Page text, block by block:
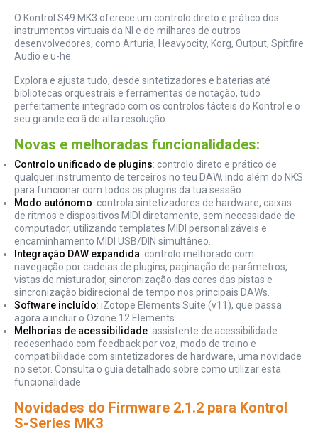
O Kontrol S49 MK3 oferece um controlo direto e prático dos
instrumentos virtuais da NI e de milhares de outros
desenvolvedores, como Arturia, Heavyocity, Korg, Output, Spitfire
Audio e u-he.
Explora e ajusta tudo, desde sintetizadores e baterias até
bibliotecas orquestrais e ferramentas de notação, tudo
perfeitamente integrado com os controlos tácteis do Kontrol e o
seu grande ecrã de alta resolução.
Novas e melhoradas funcionalidades:
Controlo unificado de plugins: controlo direto e prático de
qualquer instrumento de terceiros no teu DAW, indo além do NKS
para funcionar com todos os plugins da tua sessão.
Modo autónomo: controla sintetizadores de hardware, caixas
de ritmos e dispositivos MIDI diretamente, sem necessidade de
computador, utilizando templates MIDI personalizáveis e
encaminhamento MIDI USB/DIN simultâneo.
Integração DAW expandida: controlo melhorado com
navegação por cadeias de plugins, paginação de parâmetros,
vistas de misturador, sincronização das cores das pistas e
sincronização bidirecional de tempo nos principais DAWs.
Software incluído: iZotope Elements Suite (v11), que passa
agora a incluir o Ozone 12 Elements.
Melhorias de acessibilidade: assistente de acessibilidade
redesenhado com feedback por voz, modo de treino e
compatibilidade com sintetizadores de hardware, uma novidade
no setor. Consulta o guia detalhado sobre como utilizar esta
funcionalidade.
Novidades do Firmware 2.1.2 para Kontrol
S-Series MK3